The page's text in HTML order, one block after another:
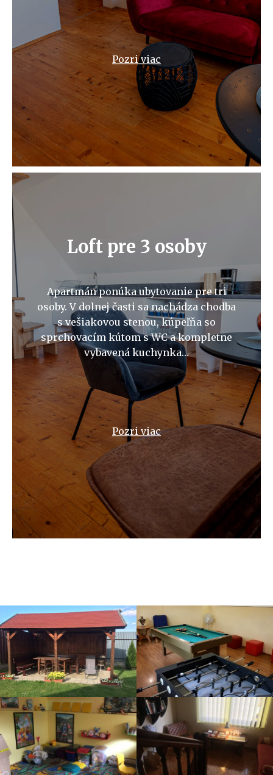
Pozri viac
Loft pre 3 osoby
Apartmán ponúka ubytovanie pre tri
osoby. V dolnej časti sa nachádza chodba
s vešiakovou stenou, kúpeľňa so
sprchovacím kútom s WC a kompletne
vybavená kuchynka…
Pozri viac